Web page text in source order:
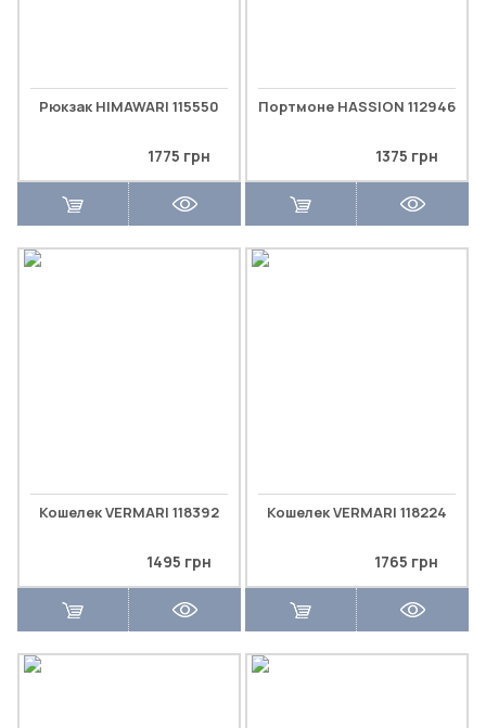
Рюкзак HIMAWARI 115550
1775 грн
Портмоне HASSION 112946
1375 грн
Кошелек VERMARI 118392
1495 грн
Кошелек VERMARI 118224
1765 грн